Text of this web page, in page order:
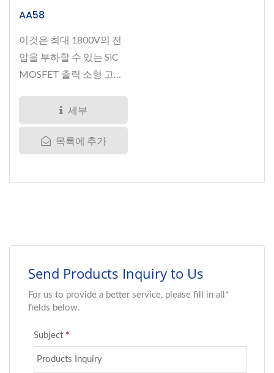
AA58
이것은 최대 1800V의 전
압을 부하할 수 있는 SiC
MOSFET 출력 소형 고체
세부
목록에 추가